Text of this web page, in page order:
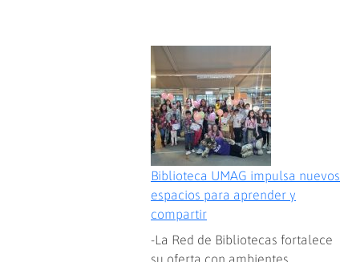
Biblioteca UMAG impulsa nuevos
espacios para aprender y
compartir
-La Red de Bibliotecas fortalece
su oferta con ambientes